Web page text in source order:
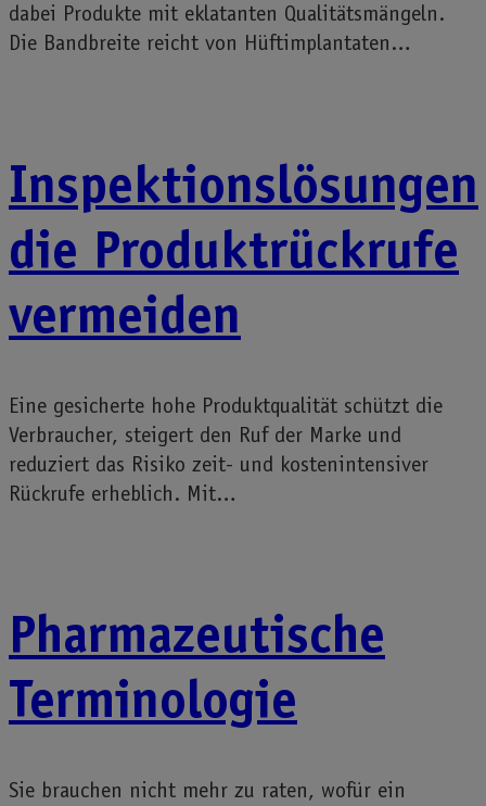
dabei Produkte mit eklatanten Qualitätsmängeln.
Die Bandbreite reicht von Hüftimplantaten…
Inspektionslösungen
die Produktrückrufe
vermeiden
Eine gesicherte hohe Produktqualität schützt die
Verbraucher, steigert den Ruf der Marke und
reduziert das Risiko zeit- und kostenintensiver
Rückrufe erheblich. Mit…
Pharmazeutische
Terminologie
Sie brauchen nicht mehr zu raten, wofür ein